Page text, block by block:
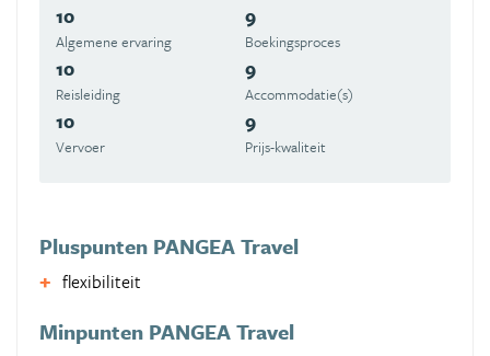
10
Algemene ervaring
9
Boekingsproces
10
Reisleiding
9
Accommodatie(s)
10
Vervoer
9
Prijs-kwaliteit
Pluspunten PANGEA Travel
flexibiliteit
Minpunten PANGEA Travel